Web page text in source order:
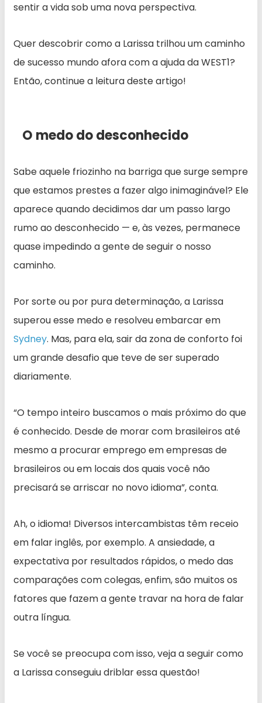
sentir a vida sob uma nova perspectiva.
Quer descobrir como a Larissa trilhou um caminho
de sucesso mundo afora com a ajuda da WEST1?
Então, continue a leitura deste artigo!
O medo do desconhecido
Sabe aquele friozinho na barriga que surge sempre
que estamos prestes a fazer algo inimaginável? Ele
aparece quando decidimos dar um passo largo
rumo ao desconhecido — e, às vezes, permanece
quase impedindo a gente de seguir o nosso
caminho.
Por sorte ou por pura determinação, a Larissa
superou esse medo e resolveu embarcar em
Sydney. Mas, para ela, sair da zona de conforto foi
um grande desafio que teve de ser superado
diariamente.
“O tempo inteiro buscamos o mais próximo do que
é conhecido. Desde de morar com brasileiros até
mesmo a procurar emprego em empresas de
brasileiros ou em locais dos quais você não
precisará se arriscar no novo idioma”, conta.
Ah, o idioma! Diversos intercambistas têm receio
em falar inglês, por exemplo. A ansiedade, a
expectativa por resultados rápidos, o medo das
comparações com colegas, enfim, são muitos os
fatores que fazem a gente travar na hora de falar
outra língua.
Se você se preocupa com isso, veja a seguir como
a Larissa conseguiu driblar essa questão!